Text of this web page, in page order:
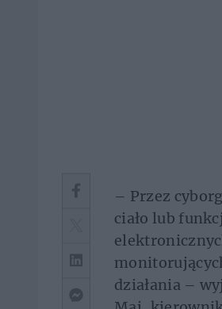
– Przez
ciało lub
działania –